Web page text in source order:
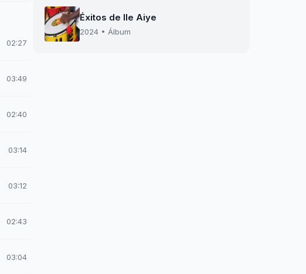
02:27
03:49
02:40
03:14
03:12
02:43
03:04
Éxitos de Ile Aiye
2024 • Álbum